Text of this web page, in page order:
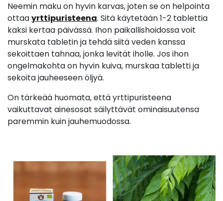
Neemin maku on hyvin karvas, joten se on helpointa
ottaayrttipuristeena. Sitä käytetään 1-2 tablettia
kaksi kertaa päivässä. Ihon paikallishoidossa voit
murskata tabletin ja tehdä siitä veden kanssa
sekoittaen tahnaa, jonka levität iholle. Jos ihon
ongelmakohta on hyvin kuiva, murskaa tabletti ja
sekoita jauheeseen öljyä.
On tärkeää huomata, että yrttipuristeena
vaikuttavat ainesosat säilyttävät ominaisuutensa
paremmin kuin jauhemuodossa.